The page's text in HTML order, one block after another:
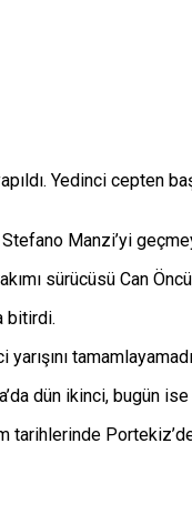
Yedinci cepten
Manzi’yi
sürücüsü Can
bitirdi.
dün ikinci, bugün
tarihlerinde